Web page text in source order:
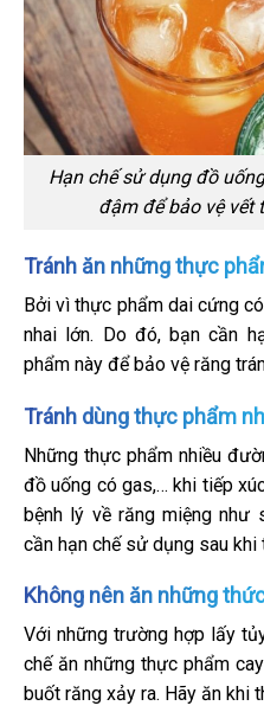
Hạn chế sử dụng đồ
đậm để bảo vệ vết
Tránh ăn những thực
Bởi vì thực phẩm dai cứng
nhai lớn. Do đó, bạn cần
phẩm này để bảo vệ răng
Tránh dùng thực phẩm
Những thực phẩm nhiều
đồ uống có gas,… khi tiếp
bệnh lý về răng miệng như
cần hạn chế sử dụng sau khi
Không nên ăn những
Với những trường hợp lấy
chế ăn những thực phẩm
buốt răng xảy ra. Hãy ăn khi